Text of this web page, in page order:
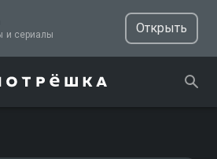
ТВ, фильмы и сериалы
Открыть